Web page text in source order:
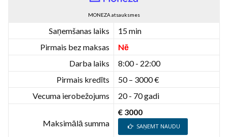
MONEZA atsauksmes
Saņemšanas laiks
15 min
Pirmais bez maksas
Nē
Darba laiks
8:00 - 22:00
Pirmais kredīts
50 – 3000 €
Vecuma ierobežojums
20 - 70 gadi
Maksimālā summa
€ 3000
SAŅEMT NAUDU